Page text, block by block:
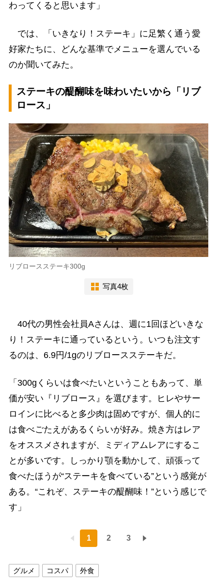
わってくると思います」
では、「いきなり！ステーキ」に足繁く通う愛
好家たちに、どんな基準でメニューを選んでいる
のか聞いてみた。
ステーキの醍醐味を味わいたいから「リブ
ロース」
リブロースステーキ300g
写真4枚
40代の男性会社員Aさんは、週に1回ほどいきな
り！ステーキに通っているという。いつも注文す
るのは、6.9円/1gのリブロースステーキだ。
「300gくらいは食べたいということもあって、単
価が安い『リブロース』を選びます。ヒレやサー
ロインに比べると多少肉は固めですが、個人的に
は食べごたえがあるくらいが好み。焼き方はレア
をオススメされますが、ミディアムレアにするこ
とが多いです。しっかり顎を動かして、頑張って
食べたほうが“ステーキを食べている”という感覚が
ある。“これぞ、ステーキの醍醐味！”という感じで
す」
1 2 3
グルメ コスパ 外食